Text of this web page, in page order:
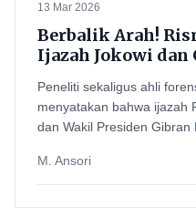
13 Mar 2026
Berbalik Arah!
Ijazah Jokowi dan
Peneliti sekaligus ahli
menyatakan bahwa ijazah
dan Wakil Presiden Gibran
M. Ansori